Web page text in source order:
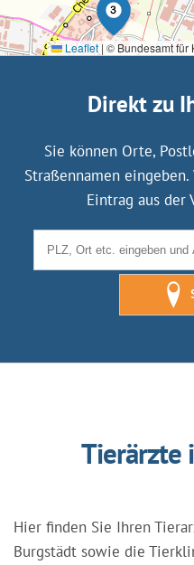
Leaflet | © Bundesamt für
Direkt zu
Sie können Orte,
Straßennamen
Eintrag aus der
Tierärzte
Hier finden Sie Ihren
Burgstädt sowie die